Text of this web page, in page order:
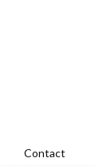
Contact